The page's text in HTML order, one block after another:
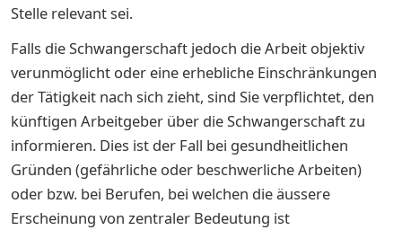
Stelle relevant sei.
Falls die Schwangerschaft jedoch die Arbeit objektiv
verunmöglicht oder eine erhebliche Einschränkungen
der Tätigkeit nach sich zieht, sind Sie verpflichtet, den
künftigen Arbeitgeber über die Schwangerschaft zu
informieren. Dies ist der Fall bei gesundheitlichen
Gründen (gefährliche oder beschwerliche Arbeiten)
oder bzw. bei Berufen, bei welchen die äussere
Erscheinung von zentraler Bedeutung ist